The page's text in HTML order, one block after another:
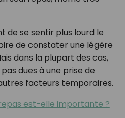
de se sentir plus lourd le
de constater une légère
dans la plupart des cas,
dues à une prise de
facteurs temporaires.
est-elle importante ?